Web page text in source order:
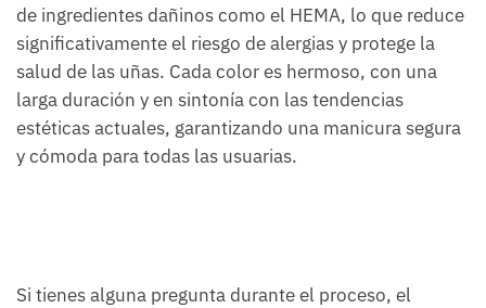
de ingredientes dañinos como el HEMA, lo que reduce
significativamente el riesgo de alergias y protege la
salud de las uñas. Cada color es hermoso, con una
larga duración y en sintonía con las tendencias
estéticas actuales, garantizando una manicura segura
y cómoda para todas las usuarias.
Si tienes alguna pregunta durante el proceso, el